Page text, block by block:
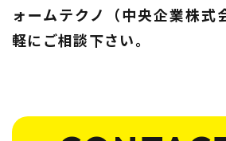
ォームテクノ（中央企業株式
軽にご相談下さい。